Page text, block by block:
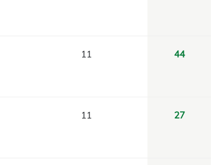
11 44
11 27